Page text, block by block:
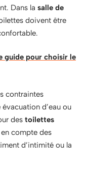
Dans la salle de
doivent être
guide pour choisir le
contraintes
d’eau ou
des toilettes
compte des
d’intimité ou la